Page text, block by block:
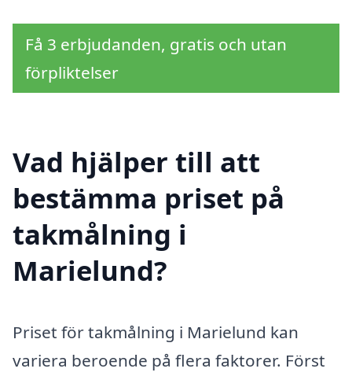
Få 3 erbjudanden, gratis och utan
förpliktelser
Vad hjälper till att
bestämma priset på
takmålning i
Marielund?
Priset för takmålning i Marielund kan
variera beroende på flera faktorer. Först